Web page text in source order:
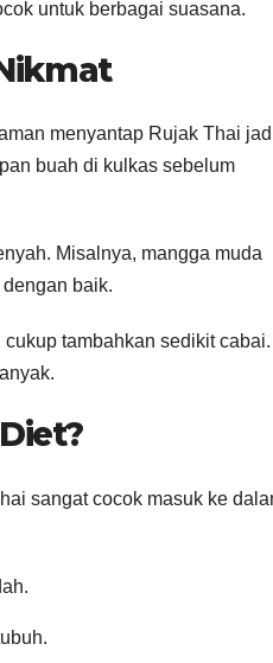
untuk berbagai suasana.
menyantap Rujak Thai
buah di kulkas sebelum
Misalnya, mangga muda
baik.
tambahkan sedikit cabai.
sangat cocok masuk ke